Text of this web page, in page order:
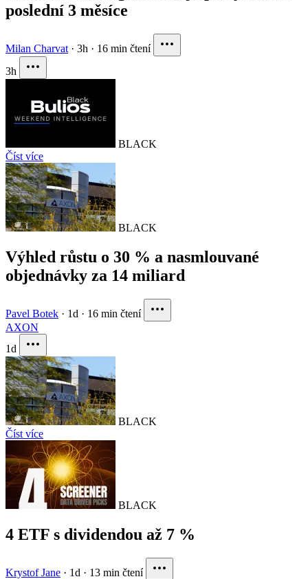
poslední 3 měsíce
Milan Charvat · 3h · 16 min čtení
3h
BLACK
Číst více
BLACK
Výhled růstu o 30 % a nasmlouvané
objednávky za 14 miliard
Pavel Botek · 1d · 16 min čtení
AXON
1d
BLACK
Číst více
BLACK
4 ETF s dividendou až 7 %
Krystof Jane · 1d · 13 min čtení